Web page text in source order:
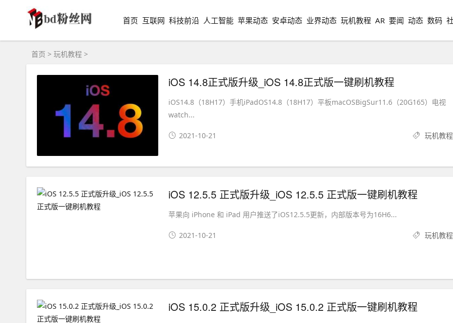
首页 互联网 科技前沿 人工智能 苹果动态 安卓动态 业界动态 玩机教程 AR 要闻 动态 数码
首页 > 玩机教程 >
iOS 14.8正式版升级_iOS 14.8正式版一键刷机教程
iOS14.8（18H17）手机iPadOS14.8（18H17）平板macOSBigSur11.6（20G165）电视
watch...
2021-10-21 玩机教程
iOS 12.5.5 正式版升级_iOS 12.5.5 正式版一键刷机教程
苹果向 iPhone 和 iPad 用户推送了iOS12.5.5更新，内部版本号为16H6...
2021-10-21 玩机教程
iOS 15.0.2 正式版升级_iOS 15.0.2 正式版一键刷机教程